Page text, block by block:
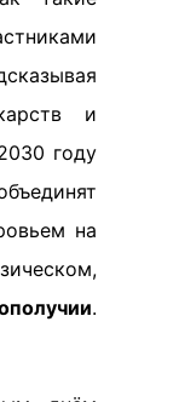
и
году
на
.